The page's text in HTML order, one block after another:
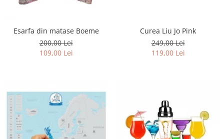
Esarfa din matase Boeme
200,00 Lei
109,00 Lei
Curea Liu Jo Pink
249,00 Lei
119,00 Lei